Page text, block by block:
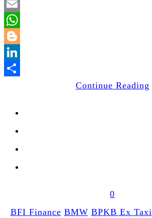
Share
Continue Reading
0
BFI Finance BMW BPKB Ex Taxi